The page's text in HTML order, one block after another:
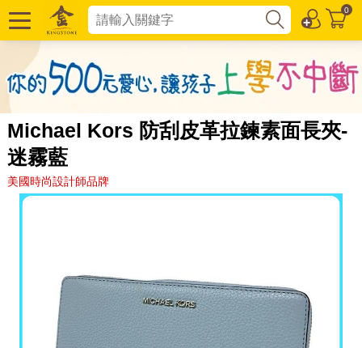
0
Michael Kors 防刮皮革拉鍊素面長夾-
迷霧藍
美國時尚設計師品牌